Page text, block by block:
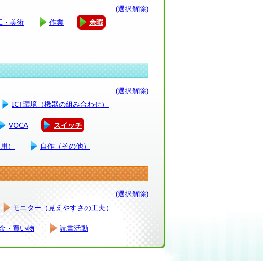
(選択解除)
・美術 作業 余暇
(選択解除)
ICT環境（機器の組み合わせ）
VOCA スイッチ
） 自作（その他）
(選択解除)
モニター（見えやすさの工夫）
・買い物 読書活動